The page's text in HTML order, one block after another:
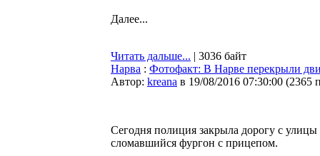
Далее...
Читать дальше... | 3036 байт
Нарва : Фотофакт: В Нарве перекрыли
Автор: kreana в 19/08/2016 07:30:00 (2365
Сегодня полиция закрыла дорогу с
сломавшийся фургон с прицепом.